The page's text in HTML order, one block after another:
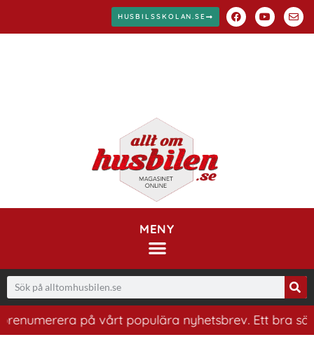
HUSBILSSKOLAN.SE
MENY
på vårt populära nyhetsbrev. Ett bra sätt